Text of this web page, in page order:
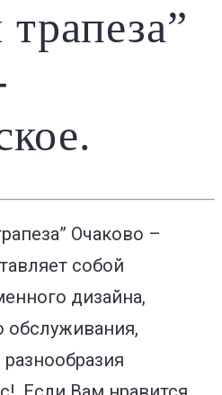
Очаково –
собой
дизайна,
обслуживания,